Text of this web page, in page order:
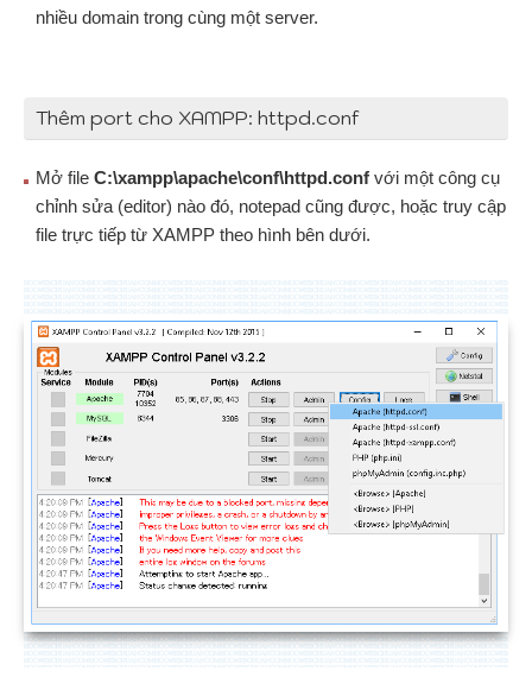
nhiều domain trong cùng một server.
Thêm port cho XAMPP: httpd.conf
Mở file C:\xampp\apache\conf\httpd.conf với một công cụ
chỉnh sửa (editor) nào đó, notepad cũng được, hoặc truy cập
file trực tiếp từ XAMPP theo hình bên dưới.